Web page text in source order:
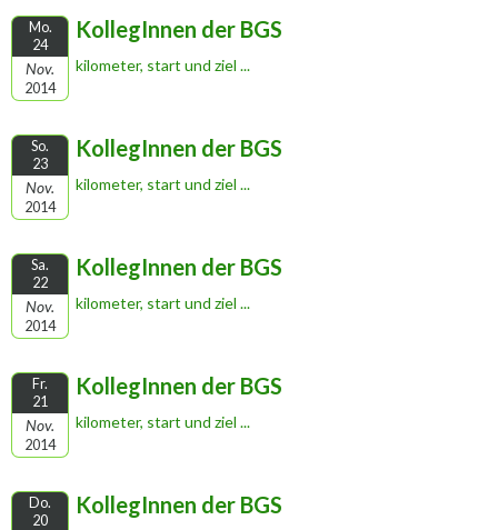
Mo.
24
Nov.
2014
KollegInnen der BGS
kilometer, start und ziel ...
So.
23
Nov.
2014
KollegInnen der BGS
kilometer, start und ziel ...
Sa.
22
Nov.
2014
KollegInnen der BGS
kilometer, start und ziel ...
Fr.
21
Nov.
2014
KollegInnen der BGS
kilometer, start und ziel ...
Do.
20
KollegInnen der BGS